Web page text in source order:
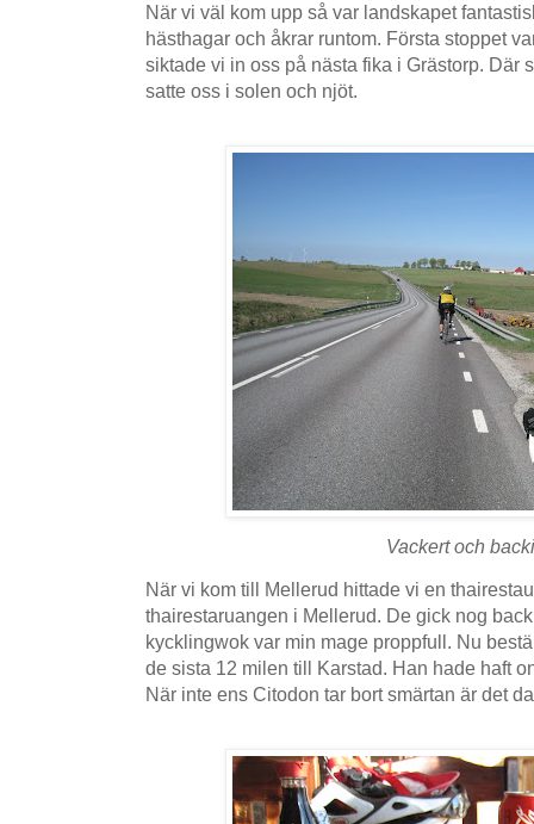
När vi väl kom upp så var landskapet
hästhagar och åkrar runtom. Första stoppet
siktade vi in oss på nästa fika i Grästorp. Där
satte oss i solen och njöt.
Vackert och
När vi kom till Mellerud hittade vi en
thairestaruangen i Mellerud. De gick nog
kycklingwok var min mage proppfull. Nu
de sista 12 milen till Karstad. Han hade haft
När inte ens Citodon tar bort smärtan är det